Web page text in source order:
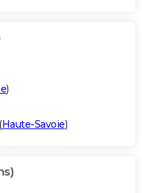
)
(Haute-Savoie)